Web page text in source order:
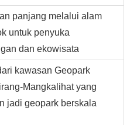
panjang melalui alam
untuk penyuka
dan ekowisata
kawasan Geopark
Mangkalihat yang
jadi geopark berskala